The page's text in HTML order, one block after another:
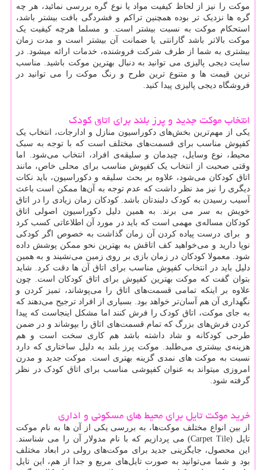
موکت را نیز از لحاظ کیفیت مواد یا نوع گره بررسی نمائید، هر چه
گره ها نزدیک تر بوده همچنین تراکم و فشردگی بافت بیشتر باشد،
استحکام موکت به نسبت بیشتر است. و مسلما هرچه کیفیت یک
موکت بالاتر باشد گارانتی یا ضمانت آن بیشتر است و مدت زمان
بیشتری به شما از طرف شرکت فروشنده، خدمات ارائه می­شود. در
سایت دیجی پالیزی می توانید به دنبال بهترین موکت باشید. مناسب
ترین قیمت ها و متنوع ترین طرح و رنگ موکت را می توانید در
فروشگاه دیجی پالیزی پیدا کنید.
انتخاب موکت جدید و پرز بلند برای اتاق کودک
یکی از مهم‌ترین بخش‌های دکوراسیون منازل و ادارجات، انتخاب یک
کفپوش مناسب برای قسمت‌های مختلف است که با توجه به سبک
محیط، نوع وسایل، چیدمان و سلیقه‌ی افراد، انتخاب می‌شود. اما
وقتی صحبت از انتخاب یک کفپوش مناسب برای محلی خاص، مانند
اتاق کودکان می‌شود، علاوه بر بحث سلیقه و دکوراسیون، باید نکات
دیگری را نیز مد نظر داشت که عدم توجه به آن‌ها ممکن است باعث
آسیب رسیدن به کودک دلبندتان باشد. کودکان زمان زیادی را در اتاق
خویش به سر می برند. به همین دلیل دکوراسیون اصولی اتاق
کودکان مساله‌ی مهمی است که باید در مورد آن اطلاعاتی کسب کرد
و برای درست پیاده کردن آن زمان گذاشت به خصوص اگر کودکی
نوپا دارید و می‌خواهید کف اتاقش به بهترین نحو ممکن پوشش داده
شود. معمولا کودکان در زمان بازی بر روی زمین می‌نشیند و به همین
دلیل باید در انتخاب کفپوش مناسب برای اتاق آن ها دقت کرد. شاید
بتوان گفت که موکت بهترین کفپوش برای اتاق کودکان است. چون
علاوه بر اینکه تمامی قسمت‌های اتاق را می‌پوشاند، تمیز کردن و
نگهداری آن هم آسان‌تر خواهد بود. بسیاری از افراد ترجیح می‌دهند که
به جای موکت، اتاق کودک را فرش کنند اما مشکل اینجاست که پیدا
کردن فرش‌های بزرگ که تمام قسمت‌های اتاق را بپوشاند و در ضمن
طرحی کودکانه و شاد داشته باشد هم کاری سخت است و هم
هزینه‌ی بیشتری می‌طلبد. موکت پرز بلند به دلیل ساختاری که دارد
نسبت به موکت های نمدی گزینه بهتری است. موکت جدید و مدرن
امروزی می­تواند به عنوان کفپوشی مناسب برای اتاق کودک در نظر
گرفته شود.
خرید موکت تایل برای محیط های مسکونی و اداری
از بین انواع مختلف موکت‌ها، به بررسی یکی از آن ها به نام موکت
تایل (Carpet Tile) می پردازیم که با نام مدولار آن را می شناسند.
این محصول، جایگزینی جدید برای موکت‌های رولی در ابعاد مختلف
بود و شما می‌توانید به صورت تایل‌های مربع و جدا از هم، این تایل